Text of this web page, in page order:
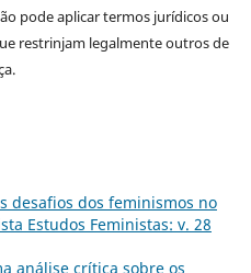
pode aplicar termos jurídicos ou
restrinjam legalmente outros de
desafios dos feminismos no
Estudos Feministas: v. 28
análise crítica sobre os